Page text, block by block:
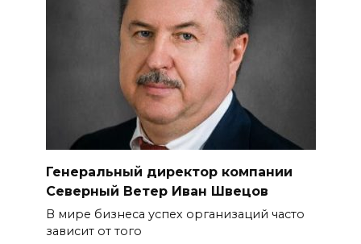
Генеральный директор компании
Северный Ветер Иван Швецов
В мире бизнеса успех организаций часто
зависит от того